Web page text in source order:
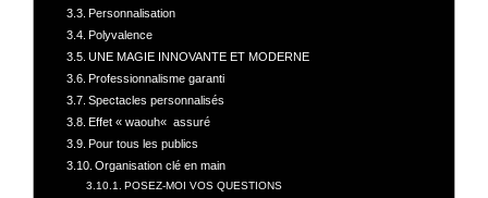
Personnalisation
Polyvalence
UNE MAGIE INNOVANTE ET MODERNE
Professionnalisme garanti
Spectacles personnalisés
Effet « waouh« assuré
Pour tous les publics
Organisation clé en main
POSEZ-MOI VOS QUESTIONS